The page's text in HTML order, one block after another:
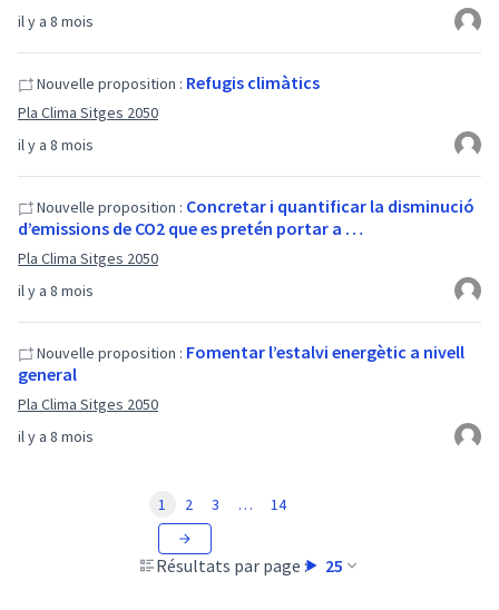
il y a 8 mois
il y a 8 mois
Nouvelle proposition : Refugis climàtics
Pla Clima Sitges 2050
il y a 8 mois
Nouvelle proposition : Concretar i quantificar la disminució
d’emissions de CO2 que es pretén portar a …
Pla Clima Sitges 2050
il y a 8 mois
Nouvelle proposition : Fomentar l’estalvi energètic a nivell
general
Pla Clima Sitges 2050
Résultats par page : 25
1 2 3 … 14